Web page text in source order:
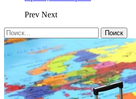
Prev Next